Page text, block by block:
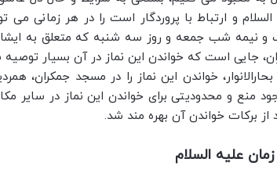
و ارتباط با پروردگار است را در هر زمانی می
نیمه شب جمعه و روز سه شنبه که متعلق به
جایی است که خواندن این نماز در آن بسیار
خواندن این نماز را در مسجد جمکران،
منع و محدودیتی برای خواندن این نماز در سایر
برکات خواندن آن بهره مند شد.
علیه السلام